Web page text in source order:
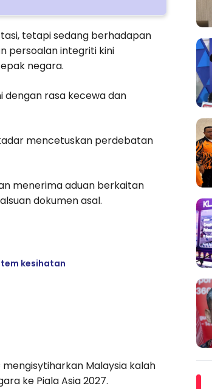
tetapi sedang berhadapan
persoalan integriti kini
negara.
dengan rasa kecewa dan
mencetuskan perdebatan
menerima aduan berkaitan
dokumen asal.
kesihatan
Malaysia kalah
ke Piala Asia 2027.